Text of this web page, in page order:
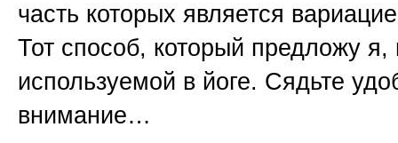
часть которых является
Тот способ, который предложу
используемой в йоге. Сядьте
внимание…